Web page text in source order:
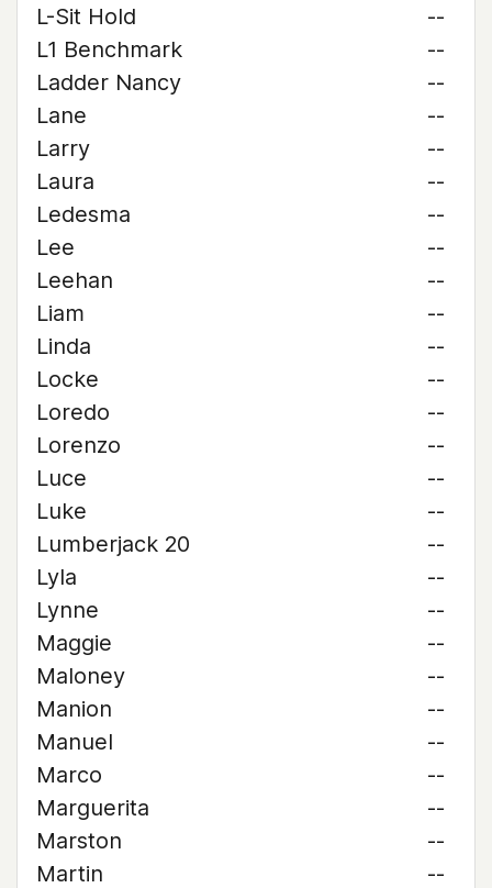
L-Sit Hold
--
L1 Benchmark
--
Ladder Nancy
--
Lane
--
Larry
--
Laura
--
Ledesma
--
Lee
--
Leehan
--
Liam
--
Linda
--
Locke
--
Loredo
--
Lorenzo
--
Luce
--
Luke
--
Lumberjack 20
--
Lyla
--
Lynne
--
Maggie
--
Maloney
--
Manion
--
Manuel
--
Marco
--
Marguerita
--
Marston
--
Martin
--